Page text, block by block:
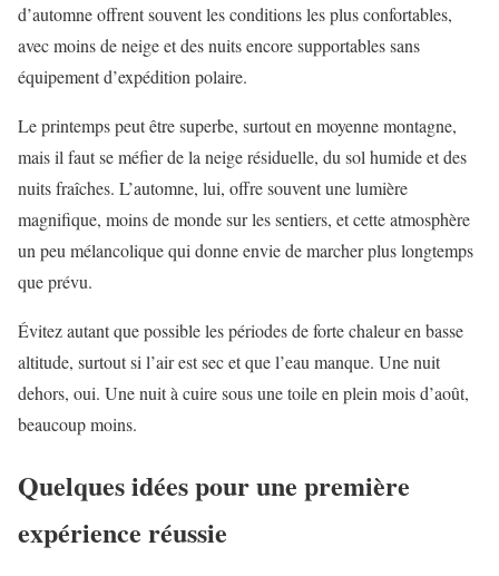
d’automne offrent souvent les conditions les plus confortables,
avec moins de neige et des nuits encore supportables sans
équipement d’expédition polaire.
Le printemps peut être superbe, surtout en moyenne montagne,
mais il faut se méfier de la neige résiduelle, du sol humide et des
nuits fraîches. L’automne, lui, offre souvent une lumière
magnifique, moins de monde sur les sentiers, et cette atmosphère
un peu mélancolique qui donne envie de marcher plus longtemps
que prévu.
Évitez autant que possible les périodes de forte chaleur en basse
altitude, surtout si l’air est sec et que l’eau manque. Une nuit
dehors, oui. Une nuit à cuire sous une toile en plein mois d’août,
beaucoup moins.
Quelques idées pour une première
expérience réussie